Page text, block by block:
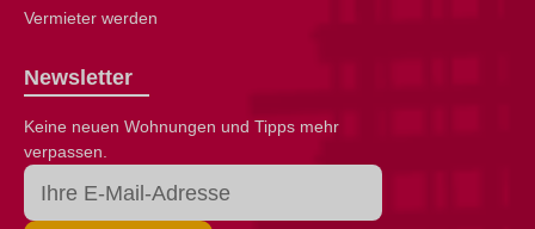
Vermieter werden
Newsletter
Keine neuen Wohnungen und Tipps mehr
verpassen.